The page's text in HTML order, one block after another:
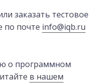
заказать тестовое
по почте info@iqb.ru
о программном
в нашем